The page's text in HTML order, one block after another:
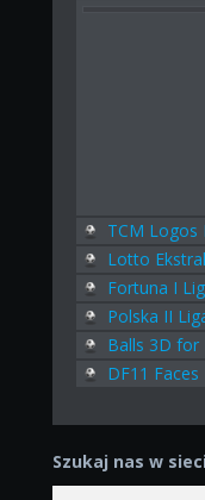
TCM Logos
Lotto
Fortuna I
Polska II
Balls 3D for
DF11
Szukaj nas w sieci